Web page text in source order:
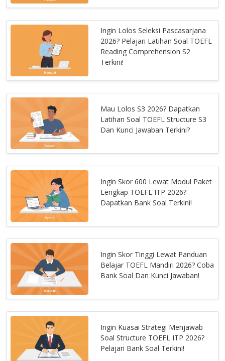
Ingin Lolos Seleksi Pascasarjana
2026? Pelajari Latihan Soal TOEFL
Reading Comprehension S2
Terkini!
Mau Lolos S3 2026? Dapatkan
Latihan Soal TOEFL Structure S3
Dan Kunci Jawaban Terkini?
Ingin Skor 600 Lewat Modul Paket
Lengkap TOEFL ITP 2026?
Dapatkan Bank Soal Terkini!
Ingin Skor Tinggi Lewat Panduan
Belajar TOEFL Mandiri 2026? Coba
Bank Soal Dan Kunci Jawaban!
Ingin Kuasai Strategi Menjawab
Soal Structure TOEFL ITP 2026?
Pelajari Bank Soal Terkini!